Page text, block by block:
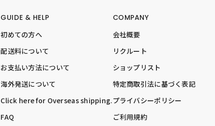
GUIDE & HELP
初めての方へ
配送料について
お支払い方法について
海外発送について
Click here for Overseas shipping.
FAQ
COMPANY
会社概要
リクルート
ショップリスト
特定商取引法に基づく表記
プライバシーポリシー
ご利用規約